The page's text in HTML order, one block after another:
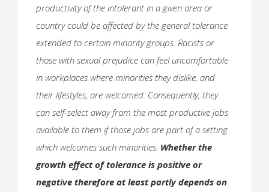
productivity of the intolerant in a given area or
country could be affected by the general tolerance
extended to certain minority groups. Racists or
those with sexual prejudice can feel uncomfortable
in workplaces where minorities they dislike, and
their lifestyles, are welcomed. Consequently, they
can self-select away from the most productive jobs
available to them if those jobs are part of a setting
which welcomes such minorities. Whether the
growth effect of tolerance is positive or
negative therefore at least partly depends on